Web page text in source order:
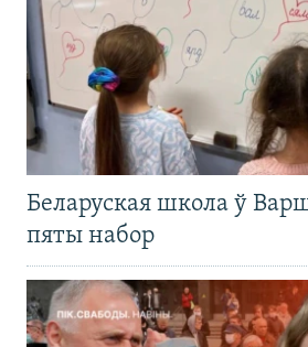
Беларуская школа ў
пяты набор